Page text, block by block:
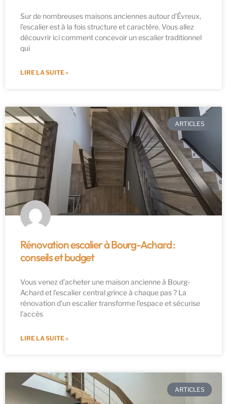
Sur de nombreuses maisons anciennes autour d’Évreux,
l’escalier est à la fois structure et caractère. Vous allez
découvrir ici comment concevoir un escalier traditionnel
qui
LIRE LA SUITE »
ARTICLES
Rénovation escalier à Bourg-Achard :
conseils et budget
Vous venez d’acheter une maison ancienne à Bourg-
Achard et l’escalier central grince à chaque pas ? La
rénovation d’un escalier transforme l’espace et sécurise
l’accès
LIRE LA SUITE »
ARTICLES